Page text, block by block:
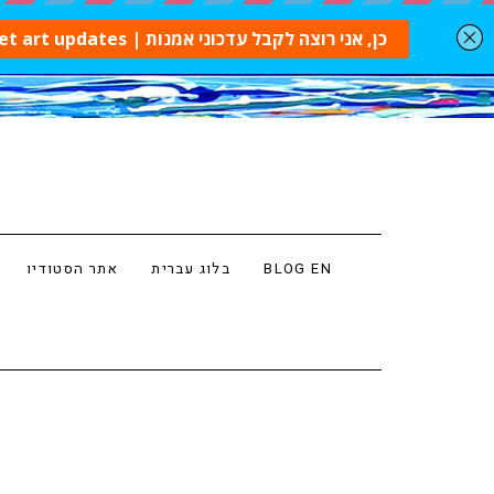
אתר הסטודיו בלוג עברית BLOG EN